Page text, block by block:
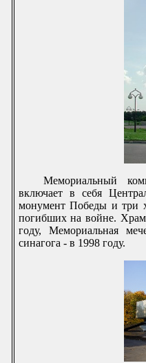
Мемориальный
включает в себя
монумент Победы и три
погибших на войне.
году, Мемориальная
синагога - в 1998 году.